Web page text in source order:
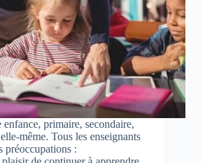
primaire, secondaire,
même. Tous les enseignants
préoccupations :